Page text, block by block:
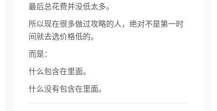
最后总花费并没低太多。
所以现在很多做过攻略的人，绝对不是第一时
间就去选价格低的。
而是：
什么包含在里面。
什么没有包含在里面。